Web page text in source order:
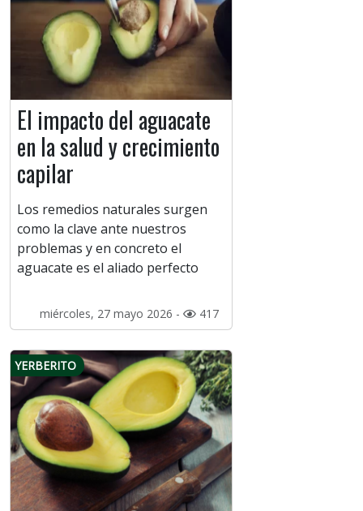
El impacto del aguacate
en la salud y crecimiento
capilar
Los remedios naturales surgen
como la clave ante nuestros
problemas y en concreto el
aguacate es el aliado perfecto
miércoles, 27 mayo 2026 - 417
YERBERITO